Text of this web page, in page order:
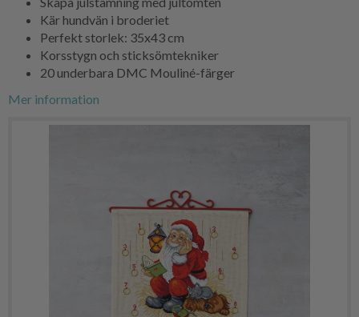
Kär hundvän i broderiet
Perfekt storlek: 35x43 cm
Korsstygn och sticksömtekniker
20 underbara DMC Mouliné-färger
Mer information